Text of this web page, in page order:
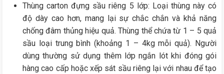
Thùng carton đựng sầu riêng 5 lớp: Loại thùng này có
độ dày cao hơn, mang lại sự chắc chắn và khả năng
chống đâm thủng hiệu quả. Thùng thể chứa từ 1 – 5 quả
sầu loại trung bình (khoảng 1 – 4kg mỗi quả). Người
dùng thường sử dụng thêm lớp ngắn lót khi đóng gói
hàng cao cấp hoặc xếp sát sầu riêng lại với nhau để tạo